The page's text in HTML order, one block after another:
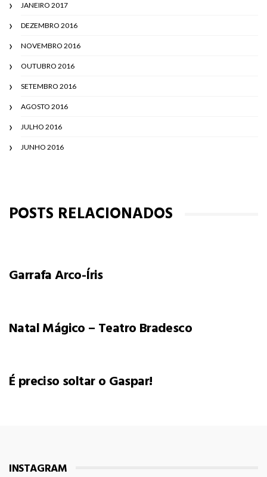
JANEIRO 2017
DEZEMBRO 2016
NOVEMBRO 2016
OUTUBRO 2016
SETEMBRO 2016
AGOSTO 2016
JULHO 2016
JUNHO 2016
POSTS RELACIONADOS
Garrafa Arco-Íris
Natal Mágico – Teatro Bradesco
É preciso soltar o Gaspar!
INSTAGRAM